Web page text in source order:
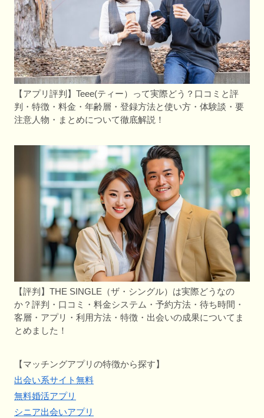
【アプリ評判】Teee(ティー）って実際どう？口コミと評
判・特徴・料金・年齢層・登録方法と使い方・体験談・要
注意人物・まとめについて徹底解説！
【評判】THE SINGLE（ザ・シングル）は実際どうなの
か？評判・口コミ・料金システム・予約方法・待ち時間・
客層・アプリ・利用方法・特徴・出会いの成果についてま
とめました！
【マッチングアプリの特徴から探す】
出会い系サイト無料
無料婚活アプリ
シニア出会いアプリ